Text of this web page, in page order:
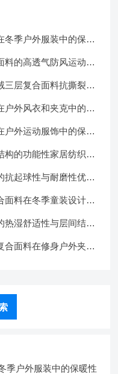
冬季户外服装中的保暖
料的高透气防风运动服
三层复合面料抗撕裂与
户外风衣和夹克中的应
户外运动服饰中的保暖
构的功能性家居纺织品
抗起球性与耐磨性优化
面料在冬季童装设计中
热湿舒适性与层间结合
合面料在修身户外夹克
季户外服装中的保暖性